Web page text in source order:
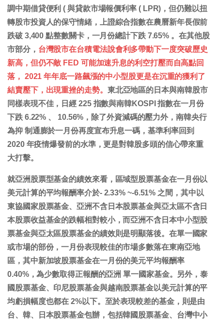
調中期借貸便利 ( 與貸款市場報價利率 ( LPR)，但仍難以扭
轉股市投資人的保守情緒，上證綜合指數在農曆新年長假前
跌破 3,400 點整數關卡，一月份總計下跌 7.65% 。在其他股
市部分， 台灣股市在台積電法說會利多帶動下一度突破歷史
新高，但仍不敵 FED 可能加速升息的利空打壓而自高點回
落， 2021 年年底一路飆漲的中小型股更是在沉重的獲利了
結賣壓下，出現重挫的走勢。 東北亞地區的日本與南韓股市
同樣表現不佳，日經 225 指數與南韓KOSPI 指數在一月份
下跌 6.22% 、 10.56%，除了外資減碼的壓力外，南韓央行
為抑 制通膨於一月份再度宣布升息一碼，基準利率回到
2020 年疫情爆發前的水準，更是對韓股多頭的信心帶來重
大打擊。
就亞洲股票型基金的績效來看，區域型股票基金在一月份以
美元計算的平均報酬率介於- 2.33% ~-6.51% 之間，其中以
東協國家股票基金、亞洲不含日本股票基金與亞太區不含日
本股票收益基金的跌幅相對較小，而亞洲不含日本中小型股
票基金與亞太區股票基金的績效則是明顯落後。在單一國家
或市場的部份，一月份表現較佳的市場多數落在東南亞地
區，其中新加坡股票基金在一月份的美元平均報酬率
0.40%，為少數取得正報酬的亞洲 單一國家基金。另外，泰
國股票基金、印尼股票基金與越南股票基金以美元計算的平
均虧損幅度也都在 2%以下。至於表現較差的基金，則是由
台、韓、日本股票基金包辦，包括韓國股票基金、台灣中小